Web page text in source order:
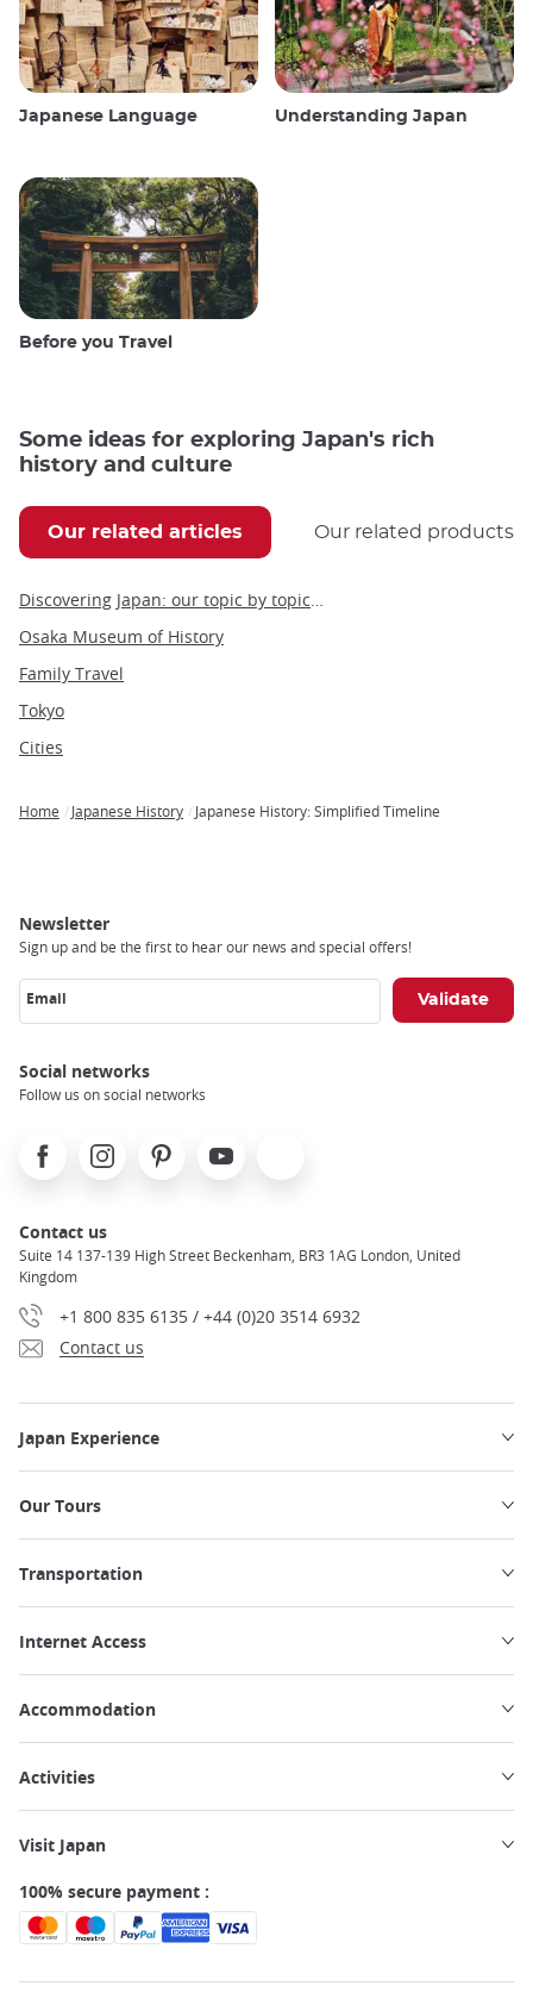
Japanese Language Understanding Japan
Before you Travel
Some ideas for exploring Japan's rich
history and culture
Our related articles Our related products
Discovering Japan: our topic by topic guide to Japan
Osaka Museum of History
Family Travel
Tokyo
Cities
Home Japanese History Japanese History: Simplified Timeline
Newsletter
Sign up and be the first to hear our news and special offers!
Email
Social networks
Follow us on social networks
FacebookInstagramPinterest Youtube
Contact us
Suite 14 137-139 High Street Beckenham, BR3 1AG London, United
Kingdom
+1 800 835 6135 / +44 (0)20 3514 6932
Contact us
Japan Experience
Our Tours
Transportation
Internet Access
Accommodation
Activities
Visit Japan
100% secure payment :